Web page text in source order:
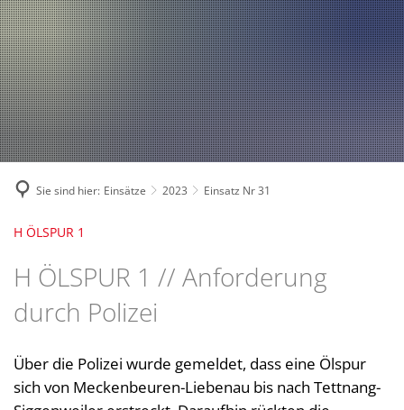
2024
2023
2022
2021
Fachgebiete und
Mannschaft
Jugend
Spielmannszug
Mitglied werden
A
A
A
Sie sind hier: Einsätze 2023 Einsatz Nr 31
H ÖLSPUR 1
H ÖLSPUR 1 // Anforderung
durch Polizei
Über die Polizei wurde gemeldet, dass eine Ölspur
sich von Meckenbeuren-Liebenau bis nach Tettnang-